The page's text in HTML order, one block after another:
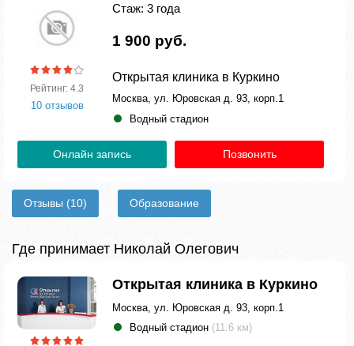
Рейтинг: 4.3
10 отзывов
Стаж: 3 года
1 900 руб.
Открытая клиника в Куркино
Москва, ул. Юровская д. 93, корп.1
Водный стадион
Онлайн запись Позвонить
Отзывы (10) Образование
Где принимает Николай Олегович
Открытая клиника в Куркино
Москва, ул. Юровская д. 93, корп.1
Водный стадион (11.6 км)